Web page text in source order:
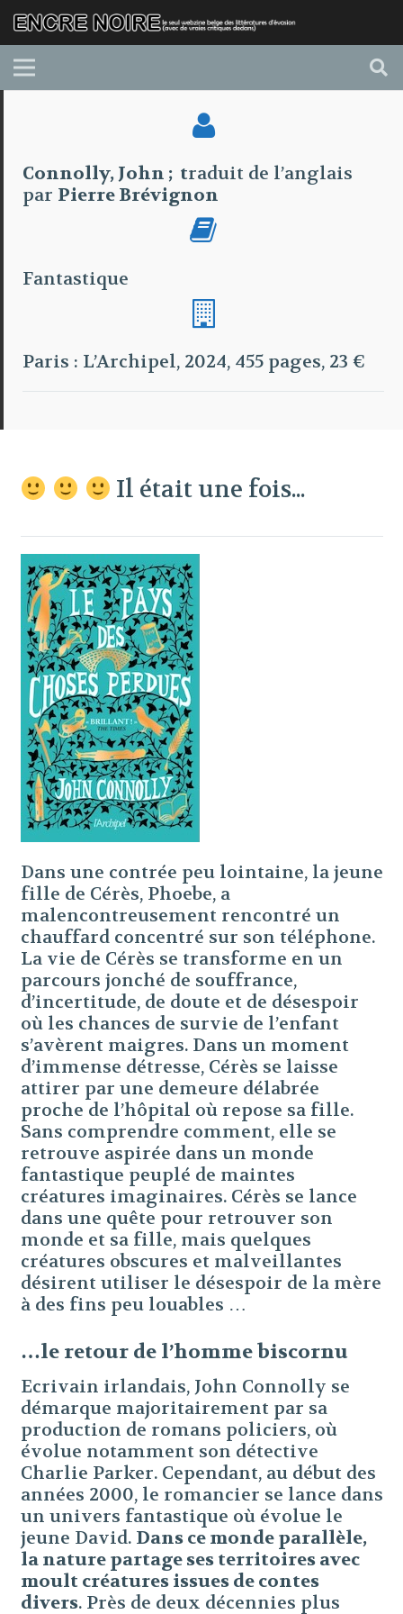
Connolly, John ; traduit de l’anglais
par Pierre Brévignon
Fantastique
Paris : L’Archipel, 2024, 455 pages, 23 €
Il était une fois...
Dans une contrée peu lointaine, la jeune
fille de Cérès, Phoebe, a
malencontreusement rencontré un
chauffard concentré sur son téléphone.
La vie de Cérès se transforme en un
parcours jonché de souffrance,
d’incertitude, de doute et de désespoir
où les chances de survie de l’enfant
s’avèrent maigres. Dans un moment
d’immense détresse, Cérès se laisse
attirer par une demeure délabrée
proche de l’hôpital où repose sa fille.
Sans comprendre comment, elle se
retrouve aspirée dans un monde
fantastique peuplé de maintes
créatures imaginaires. Cérès se lance
dans une quête pour retrouver son
monde et sa fille, mais quelques
créatures obscures et malveillantes
désirent utiliser le désespoir de la mère
à des fins peu louables …
…le retour de l’homme biscornu
Ecrivain irlandais, John Connolly se
démarque majoritairement par sa
production de romans policiers, où
évolue notamment son détective
Charlie Parker. Cependant, au début des
années 2000, le romancier se lance dans
un univers fantastique où évolue le
jeune David. Dans ce monde parallèle,
la nature partage ses territoires avec
moult créatures issues de contes
divers. Près de deux décennies plus